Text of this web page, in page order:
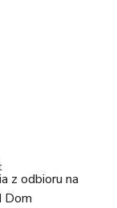
z odbioru na
Dom